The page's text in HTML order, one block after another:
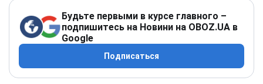
Будьте первыми в курсе главного –
подпишитесь на Новини на OBOZ.UA в
Google
Подписаться